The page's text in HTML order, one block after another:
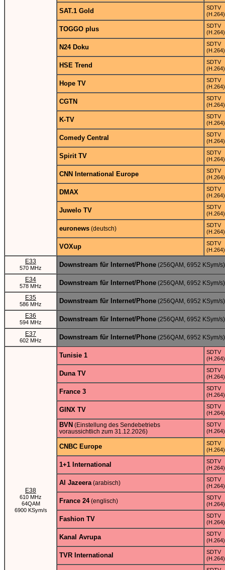
SAT.1 Gold
SDTV
(H.264)
TOGGO plus
SDTV
(H.264)
N24 Doku
SDTV
(H.264)
HSE Trend
SDTV
(H.264)
Hope TV
SDTV
(H.264)
CGTN
SDTV
(H.264)
K-TV
SDTV
(H.264)
Comedy Central
SDTV
(H.264)
Spirit TV
SDTV
(H.264)
CNN International Europe
SDTV
(H.264)
DMAX
SDTV
(H.264)
Juwelo TV
SDTV
(H.264)
euronews (deutsch)
SDTV
(H.264)
VOXup
SDTV
(H.264)
E33
570 MHz Downstream für Internet/Phone (256QAM, 6952 KSym/
E34
578 MHz Downstream für Internet/Phone (256QAM, 6952 KSym/
E35
586 MHz Downstream für Internet/Phone (256QAM, 6952 KSym/
E36
594 MHz Downstream für Internet/Phone (256QAM, 6952 KSym/
E37
602 MHz Downstream für Internet/Phone (256QAM, 6952 KSym/
E38
610 MHz
64QAM
6900 KSym/s
Tunisie 1
SDTV
(H.264)
Duna TV
SDTV
(H.264)
France 3
SDTV
(H.264)
GINX TV
SDTV
(H.264)
BVN (Einstellung des Sendebetriebs
voraussichtlich zum 31.12.2026)
SDTV
(H.264)
CNBC Europe
SDTV
(H.264)
1+1 International
SDTV
(H.264)
Al Jazeera(arabisch)
SDTV
(H.264)
France 24(englisch)
SDTV
(H.264)
Fashion TV
SDTV
(H.264)
Kanal Avrupa
SDTV
(H.264)
TVR International
SDTV
(H.264)